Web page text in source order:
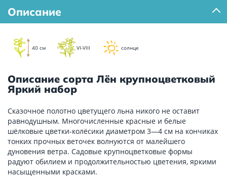
Описание
40 см VI-VIII солнце
Описание сорта Лён крупноцветковый
Яркий набор
Сказочное полотно цветущего льна никого не оставит
равнодушным. Многочисленные красные и белые
шёлковые цветки-колёсики диаметром 3—4 см на кончиках
тонких прочных веточек волнуются от малейшего
дуновения ветра. Садовые крупноцветковые формы
радуют обилием и продолжительностью цветения, яркими
насыщенными красками.